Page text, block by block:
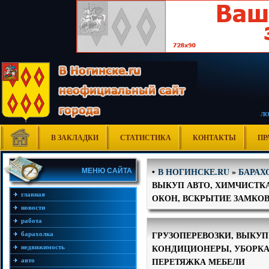
В ЗАКЛАДКИ СТАТИСТИКА КОНТАКТЫ
МЕНЮ САЙТА
главная
новости
работа
барахолка
недвижимость
авто
•В НОГИНСКЕ.RU»
ВЫКУП АВТО,
ОКОН, ВСКРЫТИЕ
ГРУЗОПЕРЕВОЗКИ,
КОНДИЦИОНЕРЫ,
ПЕРЕТЯЖКА МЕБЕЛИ